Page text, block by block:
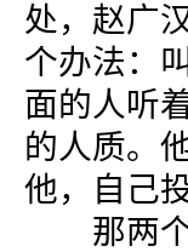
处，赵广
个办法：
面的人听
的人质。
他，自己
那两个